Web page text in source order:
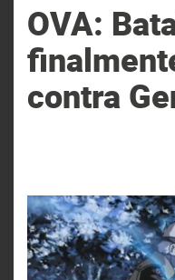
OVA:
contra